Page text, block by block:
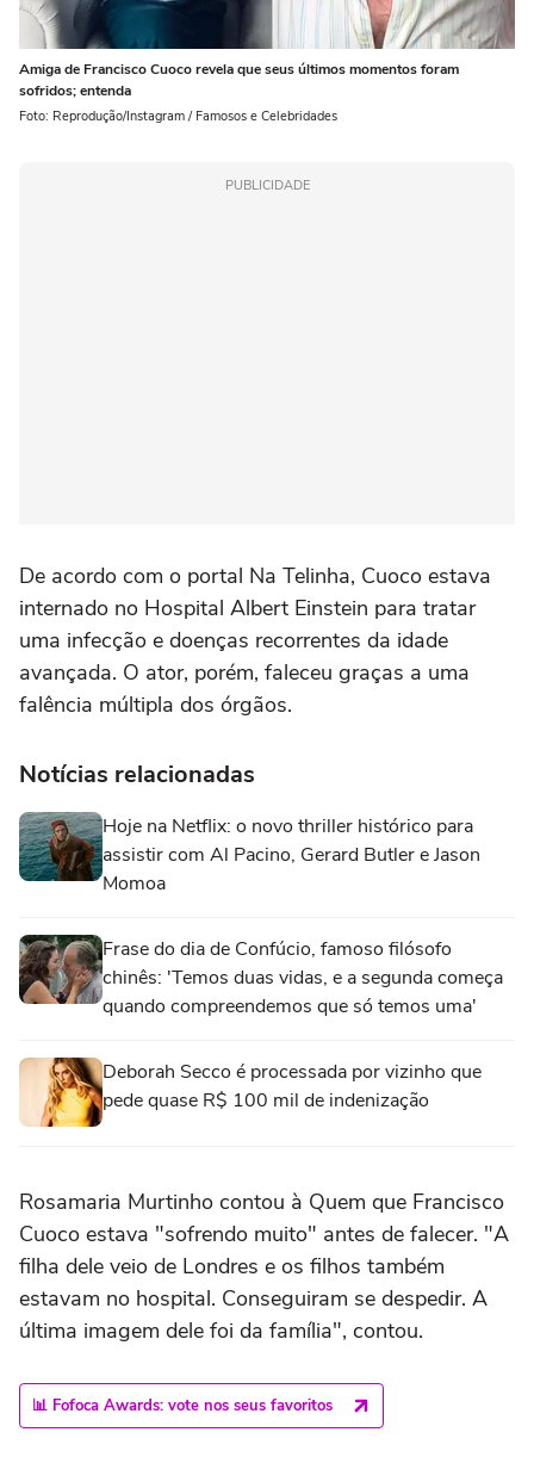
Amiga de Francisco Cuoco revela que seus últimos momentos foram
sofridos; entenda
Foto: Reprodução/Instagram / Famosos e Celebridades
PUBLICIDADE
De acordo com o portal Na Telinha, Cuoco estava
internado no Hospital Albert Einstein para tratar
uma infecção e doenças recorrentes da idade
avançada. O ator, porém, faleceu graças a uma
falência múltipla dos órgãos.
Notícias relacionadas
Hoje na Netflix: o novo thriller histórico para
assistir com Al Pacino, Gerard Butler e Jason
Momoa
Frase do dia de Confúcio, famoso filósofo
chinês: 'Temos duas vidas, e a segunda começa
quando compreendemos que só temos uma'
Deborah Secco é processada por vizinho que
pede quase R$ 100 mil de indenização
Rosamaria Murtinho contou à Quem que Francisco
Cuoco estava "sofrendo muito" antes de falecer. "A
filha dele veio de Londres e os filhos também
estavam no hospital. Conseguiram se despedir. A
última imagem dele foi da família", contou.
📊 Fofoca Awards: vote nos seus favoritos